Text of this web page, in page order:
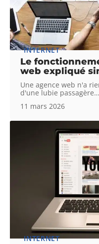
INTERNET
Le
web expliqué
Une agence web n'a
d'une lubie passagère…
11 mars 2026
INTERNET